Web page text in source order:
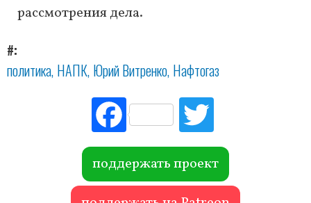
рассмотрения дела.
#
политика НАПК Юрий Витренко Нафтогаз
Fac
ebo
ok r
поддержать проект